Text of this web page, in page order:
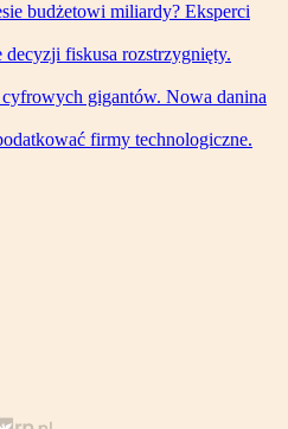
budżetowi miliardy? Eksperci
decyzji fiskusa rozstrzygnięty.
gigantów. Nowa danina
firmy technologiczne.